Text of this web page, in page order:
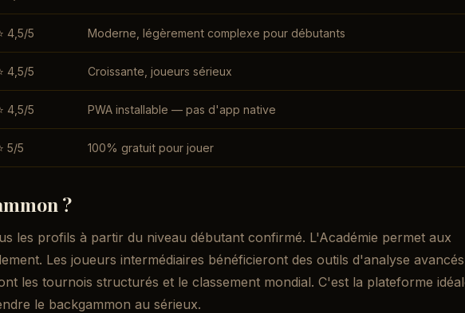
4,5/5 Moderne, légèrement complexe pour débutants
4,5/5 Croissante, joueurs sérieux
4,5/5 PWA installable — pas d'app native
5/5 100% gratuit pour jouer
?
les profils à partir du niveau débutant confirmé. L'Académie permet aux
Les joueurs intermédiaires bénéficieront des outils d'analyse
les tournois structurés et le classement mondial. C'est la plateforme
le backgammon au sérieux.